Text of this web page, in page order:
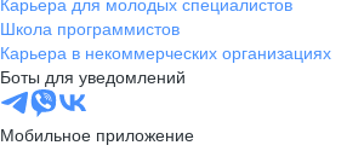
Школа программистов
Карьера в некоммерческих организациях
Боты для уведомлений
Мобильное приложение